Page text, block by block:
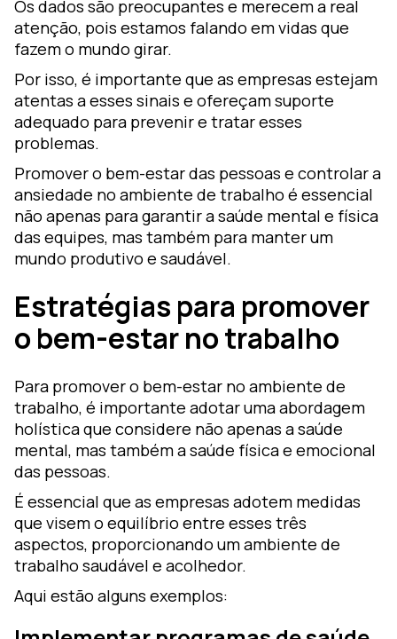
Os dados são preocupantes e merecem a real
atenção, pois estamos falando em vidas que
fazem o mundo girar.
Por isso, é importante que as empresas estejam
atentas a esses sinais e ofereçam suporte
adequado para prevenir e tratar esses
problemas.
Promover o bem-estar das pessoas e controlar a
ansiedade no ambiente de trabalho é essencial
não apenas para garantir a saúde mental e física
das equipes, mas também para manter um
mundo produtivo e saudável.
Estratégias para promover
o bem-estar no trabalho
Para promover o bem-estar no ambiente de
trabalho, é importante adotar uma abordagem
holística que considere não apenas a saúde
mental, mas também a saúde física e emocional
das pessoas.
É essencial que as empresas adotem medidas
que visem o equilíbrio entre esses três
aspectos, proporcionando um ambiente de
trabalho saudável e acolhedor.
Aqui estão alguns exemplos: